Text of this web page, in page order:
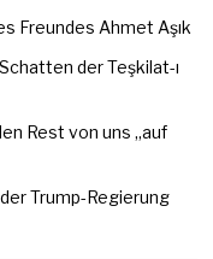
Freundes Ahmet Aşık
der Teşkilat-ı
Rest von uns „auf
Trump-Regierung